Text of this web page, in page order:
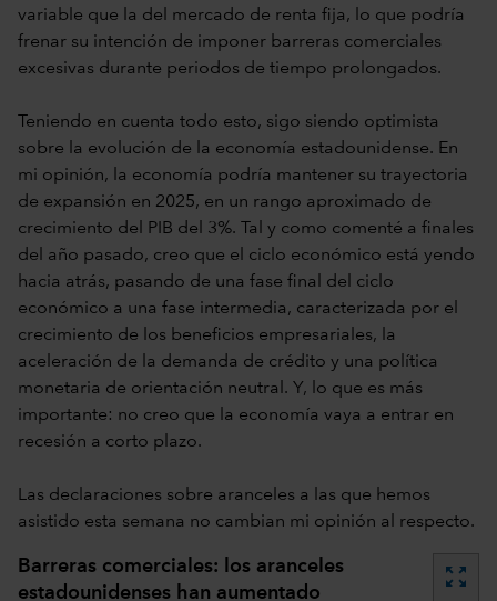
variable que la del mercado de renta fija, lo que podría
frenar su intención de imponer barreras comerciales
excesivas durante periodos de tiempo prolongados.
Teniendo en cuenta todo esto, sigo siendo optimista
sobre la evolución de la economía estadounidense. En
mi opinión, la economía podría mantener su trayectoria
de expansión en 2025, en un rango aproximado de
crecimiento del PIB del 3%. Tal y como comenté a finales
del año pasado, creo que el ciclo económico está yendo
hacia atrás, pasando de una fase final del ciclo
económico a una fase intermedia, caracterizada por el
crecimiento de los beneficios empresariales, la
aceleración de la demanda de crédito y una política
monetaria de orientación neutral. Y, lo que es más
importante: no creo que la economía vaya a entrar en
recesión a corto plazo.
Las declaraciones sobre aranceles a las que hemos
asistido esta semana no cambian mi opinión al respecto.
Barreras comerciales: los aranceles
estadounidenses han aumentado
zoom_out_map